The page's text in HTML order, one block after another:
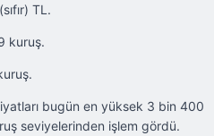
TL.
kuruş.
bugün en yüksek 3 bin 400
seviyelerinden işlem gördü.